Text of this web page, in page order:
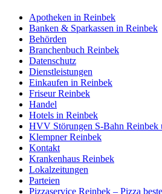
Apotheken in Reinbek
Banken & Sparkassen in Reinbek
Behörden
Branchenbuch Reinbek
Datenschutz
Dienstleistungen
Einkaufen in Reinbek
Friseur Reinbek
Handel
Hotels in Reinbek
HVV Störungen S-Bahn Reinbek
Klempner Reinbek
Kontakt
Krankenhaus Reinbek
Lokalzeitungen
Parteien
Pizzaservice Reinbek – Pizza